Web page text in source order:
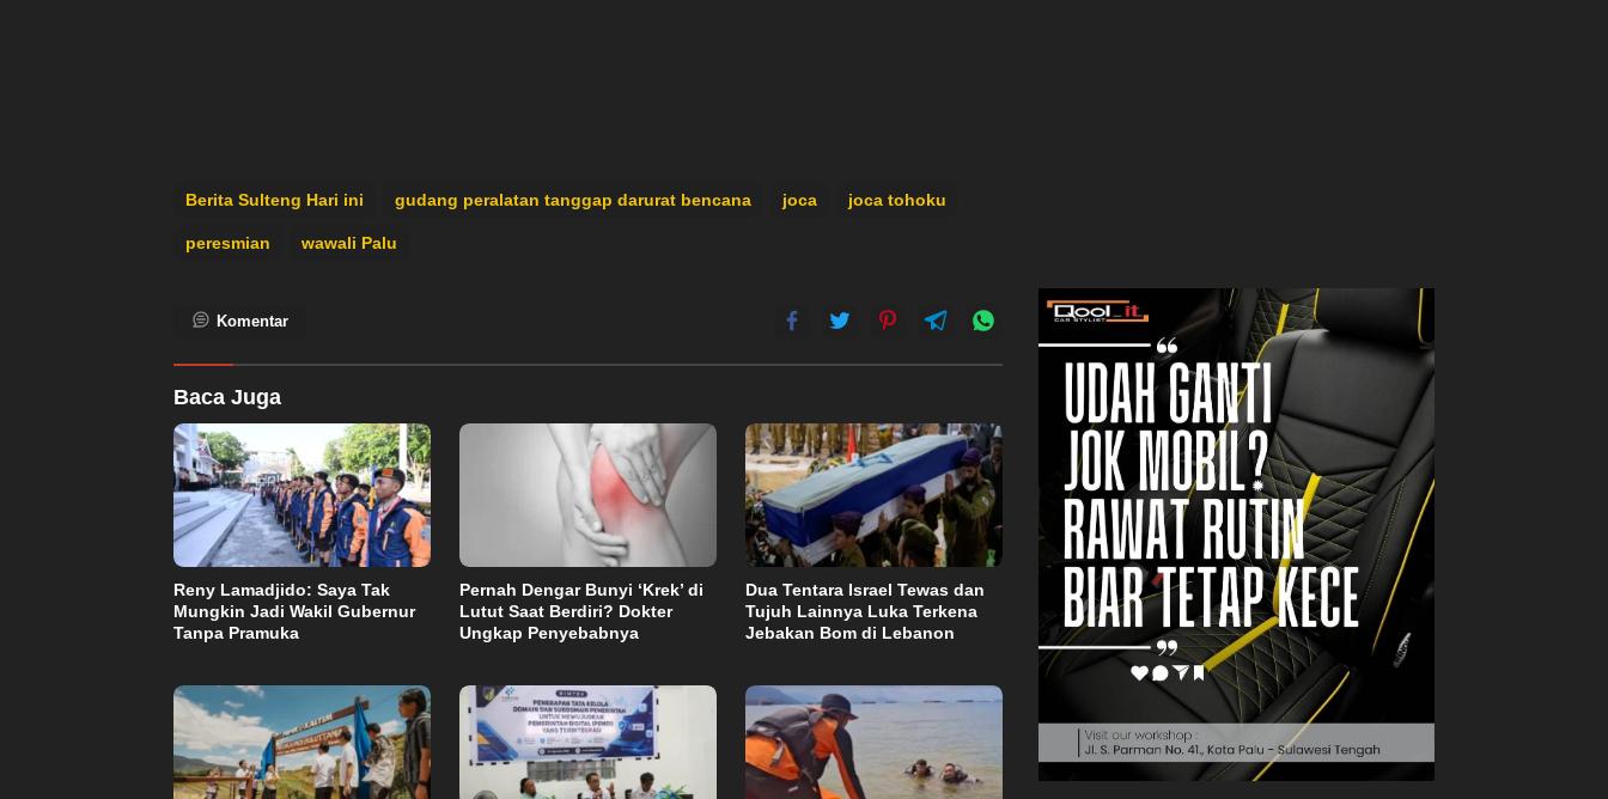
Berita Sulteng Hari ini gudang peralatan tanggap darurat bencana joca joca tohoku
peresmian wawali Palu
Komentar
Baca Juga
Reny Lamadjido: Saya Tak
Mungkin Jadi Wakil Gubernur
Tanpa Pramuka
Pernah Dengar Bunyi ‘Krek’ di
Lutut Saat Berdiri? Dokter
Ungkap Penyebabnya
Dua Tentara Israel Tewas dan
Tujuh Lainnya Luka Terkena
Jebakan Bom di Lebanon